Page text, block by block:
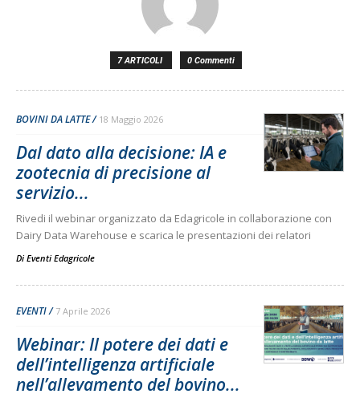
7 ARTICOLI 0 Commenti
BOVINI DA LATTE 18 Maggio 2026
Dal dato alla decisione: IA e
zootecnia di precisione al
servizio...
Rivedi il webinar organizzato da Edagricole in collaborazione con
Dairy Data Warehouse e scarica le presentazioni dei relatori
Di Eventi Edagricole
EVENTI 7 Aprile 2026
Webinar: Il potere dei dati e
dell’intelligenza artificiale
nell’allevamento del bovino...